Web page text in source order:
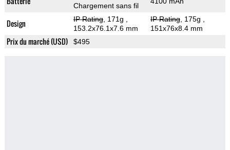
Chargement sans fil
Design IP Rating, 171g
153.2x76.1x7.6 mm
IP Rating, 175g
151x76x8.4 mm
Prix du marché (USD) $495